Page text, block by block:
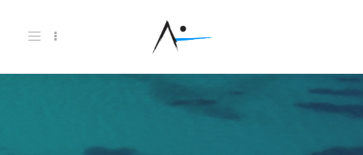
Toggle